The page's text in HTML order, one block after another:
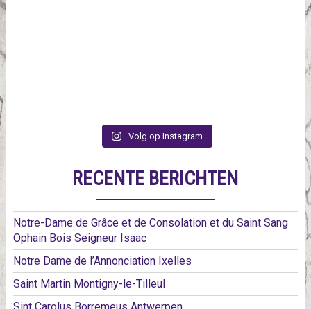
Volg op Instagram
RECENTE BERICHTEN
Notre-Dame de Grâce et de Consolation et du Saint Sang
Ophain Bois Seigneur Isaac
Notre Dame de l’Annonciation Ixelles
Saint Martin Montigny-le-Tilleul